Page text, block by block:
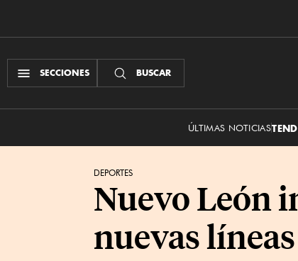
SECCIONES BUSCAR
ÚLTIMAS NOTICIAS
DEPORTES
Nuevo León
nuevas